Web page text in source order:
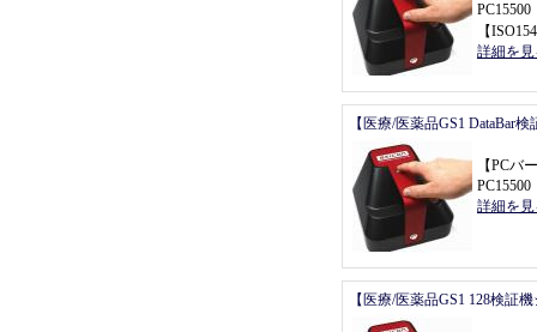
【
詳細を
【医療/医薬品GS1 DataBar
【PCバ
詳細を
【医療/医薬品GS1 128検証